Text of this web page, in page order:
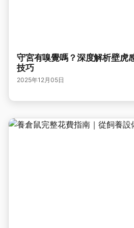
守宮有嗅覺嗎？深度解析壁虎
技巧
2025年12月05日